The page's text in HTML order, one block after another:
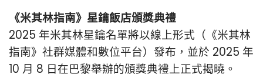
《米其林指南》星鑰飯店頒獎典禮
2025 年米其林星鑰名單將以線上形式（《米其林
指南》社群媒體和數位平台）發布，並於 2025 年
10 月 8 日在巴黎舉辦的頒獎典禮上正式揭曉。